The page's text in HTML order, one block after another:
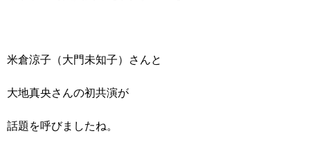
米倉涼子（大門未知子）さんと
大地真央さんの初共演が
話題を呼びましたね。